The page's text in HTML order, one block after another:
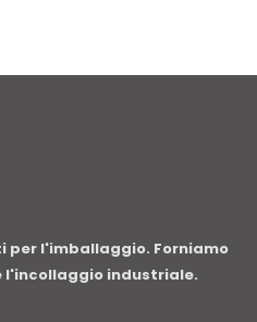
per l'imballaggio. Forniamo
l'incollaggio industriale.